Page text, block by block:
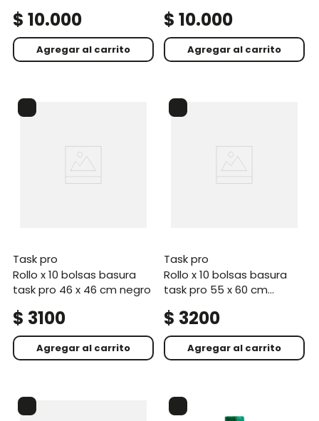
$ 10.000
Agregar al carrito
$ 10.000
Agregar al carrito
task pro
rollo x 10 bolsas basura
task pro 46 x 46 cm negro
$ 3100
Agregar al carrito
task pro
rollo x 10 bolsas basura
task pro 55 x 60 cm
$ 3200
Agregar al carrito